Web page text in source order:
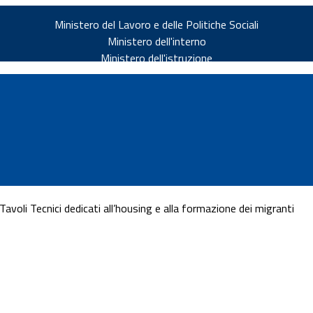
Ministero del Lavoro e delle Politiche Sociali
Ministero dell'interno
Ministero dell'istruzione
Tecnici dedicati all’housing e alla formazione dei migranti